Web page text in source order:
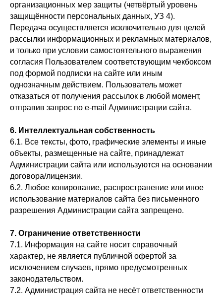
организационных мер защиты (четвёртый уровень
защищённости персональных данных, УЗ 4).
Передача осуществляется исключительно для целей
рассылки информационных и рекламных материалов,
и только при условии самостоятельного выражения
согласия Пользователем соответствующим чекбоксом
под формой подписки на сайте или иным
однозначным действием. Пользователь может
отказаться от получения рассылок в любой момент,
отправив запрос по e-mail Администрации сайта.
6. Интеллектуальная собственность
6.1. Все тексты, фото, графические элементы и иные
объекты, размещенные на сайте, принадлежат
Администрации сайта или используются на основании
договора/лицензии.
6.2. Любое копирование, распространение или иное
использование материалов сайта без письменного
разрешения Администрации сайта запрещено.
7. Ограничение ответственности
7.1. Информация на сайте носит справочный
характер, не является публичной офертой за
исключением случаев, прямо предусмотренных
законодательством.
7.2. Администрация сайта не несёт ответственности